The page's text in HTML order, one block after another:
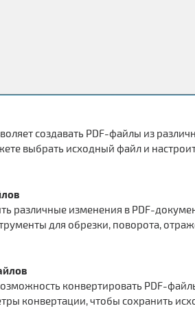
создавать PDF-файлы из
выбрать исходный файл и
различные изменения в PDF-
для обрезки, поворота,
конвертировать PDF-
конвертации, чтобы сохранить